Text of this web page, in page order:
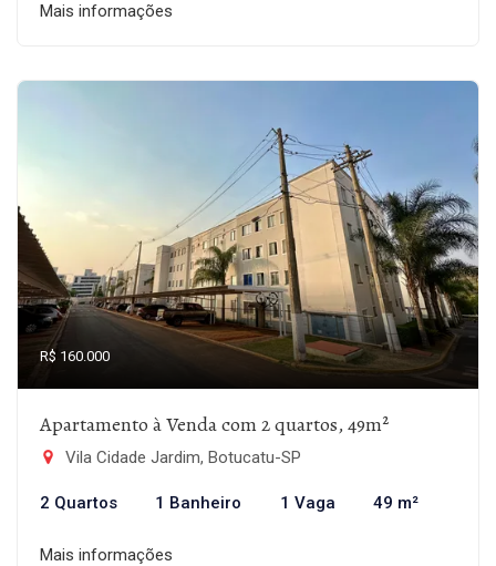
Mais informações
R$ 160.000
Apartamento à Venda com 2 quartos, 49m²
Vila Cidade Jardim, Botucatu-SP
2 Quartos 1 Banheiro 1 Vaga 49 m²
Mais informações